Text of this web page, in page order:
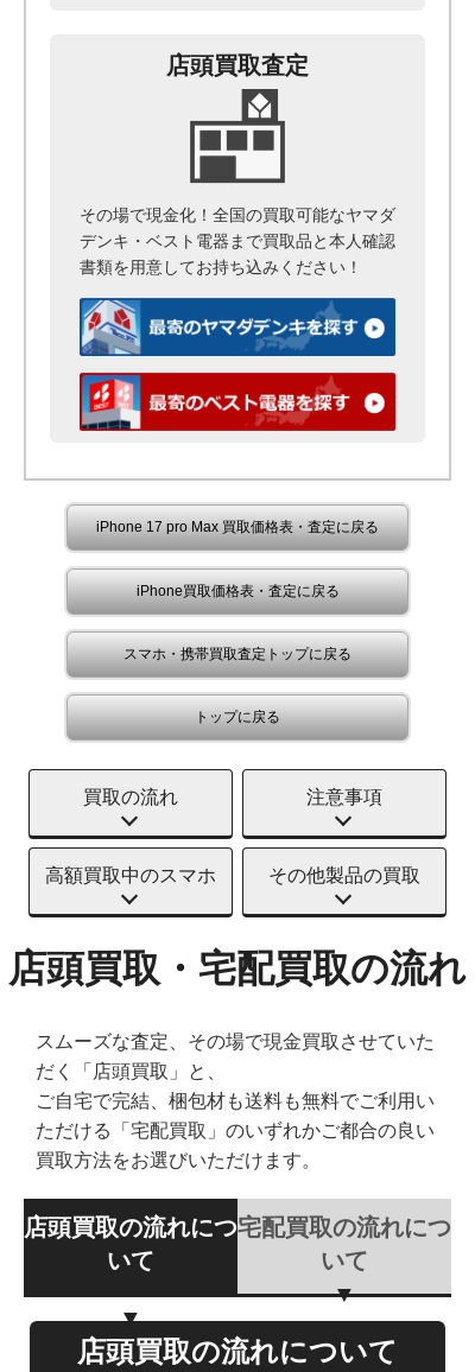
店頭買取査定
その場で現金化！全国の買取可能なヤマダ
デンキ・ベスト電器まで買取品と本人確認
書類を用意してお持ち込みください！
iPhone 17 pro Max 買取価格表・査定に戻る
iPhone買取価格表・査定に戻る
スマホ・携帯買取査定トップに戻る
トップに戻る
買取の流れ 注意事項
高額買取中のスマホ その他製品の買取
店頭買取・宅配買取の流れ
スムーズな査定、その場で現金買取させていた
だく「店頭買取」と、
ご自宅で完結、梱包材も送料も無料でご利用い
ただける「宅配買取」のいずれかご都合の良い
買取方法をお選びいただけます。
店頭買取の流れにつ
いて
宅配買取の流れにつ
いて
店頭買取の流れについて